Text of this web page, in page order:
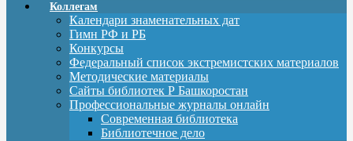
Коллегам
Календари знаменательных дат
Гимн РФ и РБ
Конкурсы
Федеральный список экстремистских материалов
Методические материалы
Сайты библиотек Р Башкоростан
Профессиональные журналы онлайн
Современная библиотека
Библиотечное дело